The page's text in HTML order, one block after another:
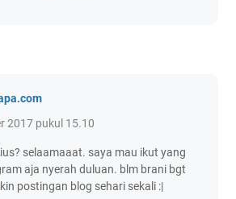
2017 pukul 15.10
selaamaaat. saya mau ikut yang
aja nyerah duluan. blm brani bgt
postingan blog sehari sekali :|